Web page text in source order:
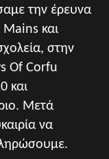
την έρευνα
Mains και
στην
Of Corfu
και
Μετά
να